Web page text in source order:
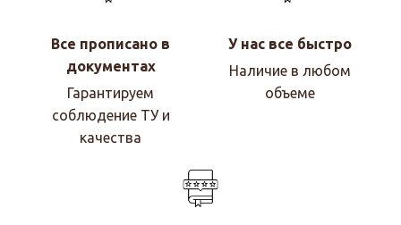
Все прописано в
документах
Гарантируем
соблюдение ТУ и
качества
У нас все быстро
Наличие в любом
объеме